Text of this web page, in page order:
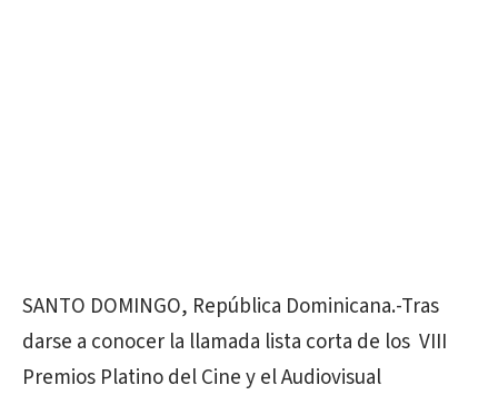
SANTO DOMINGO, República Dominicana.-Tras
darse a conocer la llamada lista corta de los VIII
Premios Platino del Cine y el Audiovisual